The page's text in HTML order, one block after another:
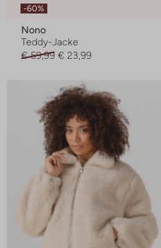
-60%
Nono
Teddy-Jacke
€ 59,99 € 23,99